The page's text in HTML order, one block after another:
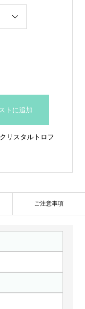
トに追加
クリスタルトロフ
ご注意事項